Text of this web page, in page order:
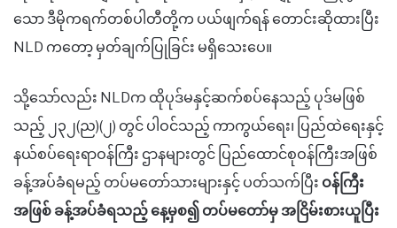
သော ဒီမိုကရက်တစ်ပါ တီတို့က ပယ်ဖျက်ရန် တောင်းဆိုထားပြီး
NLD ကတော့ မှတ်ချက်ပြုခြင်း မရှိသေးပေ။
သို့သော်လည်း NLDက ထိုပုဒ်မနှင့်ဆက်စပ်နေသည့် ပုဒ်မဖြစ်
သည့် ၂၃၂(ည)(၂) တွင် ပါဝင်သည့် ကာကွယ်ရေး၊ ပြည်ထဲရေးနှင့်
နယ်စပ်ရေးရာဝန်ကြီး ဌာနများတွင် ပြည်ထောင်စုဝန်ကြီးအဖြစ်
ခန့်အပ်ခံရမည့် တပ်မတော်သားများနှင့် ပတ်သက်ပြီး ဝန်ကြီး
အဖြစ် ခန့်အပ်ခံရသည့် နေ့မှစ၍ တပ်မတော်မှ အငြိမ်းစားယူပြီး